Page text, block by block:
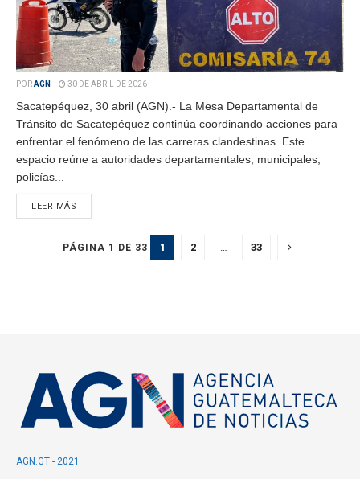
PORAGN 30 DE ABRIL DE 2026
Sacatepéquez, 30 abril (AGN).- La Mesa Departamental de
Tránsito de Sacatepéquez continúa coordinando acciones para
enfrentar el fenómeno de las carreras clandestinas. Este
espacio reúne a autoridades departamentales, municipales,
policías...
LEER MÁS
PÁGINA 1 DE 33 1 2 … 33
AGN.GT - 2021